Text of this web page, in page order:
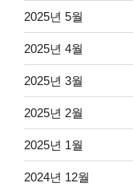
2025년 5월
2025년 4월
2025년 3월
2025년 2월
2025년 1월
2024년 12월